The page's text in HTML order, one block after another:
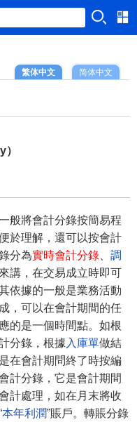
简体中文
繁体中文
般將會計分錄按簡易程
於理解，還可以按會計
分為實時會計分錄
調
講，在交易成立時即可
依據的一般是業務活動
，可以在會計期間的任
的是一個時間點。如根
分錄，根據 入庫單做結
在會計期問終了時按編
計分錄，它是會計期間
計處理，如在月末將收
本年利潤”賬戶。轉賬分錄